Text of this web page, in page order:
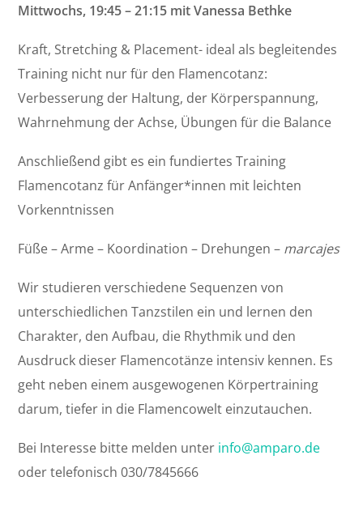
Mittwochs, 19:45 – 21:15 mit Vanessa Bethke
Kraft, Stretching & Placement- ideal als begleitendes
Training nicht nur für den Flamencotanz:
Verbesserung der Haltung, der Körperspannung,
Wahrnehmung der Achse, Übungen für die Balance
Anschließend gibt es ein fundiertes Training
Flamencotanz für Anfänger*innen mit leichten
Vorkenntnissen
Füße – Arme – Koordination – Drehungen – marcajes
Wir studieren verschiedene Sequenzen von
unterschiedlichen Tanzstilen ein und lernen den
Charakter, den Aufbau, die Rhythmik und den
Ausdruck dieser Flamencotänze intensiv kennen. Es
geht neben einem ausgewogenen Körpertraining
darum, tiefer in die Flamencowelt einzutauchen.
Bei Interesse bitte melden unter info@amparo.de
oder telefonisch 030/7845666